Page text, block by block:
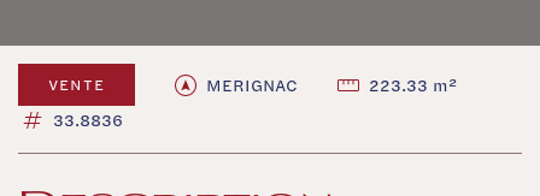
VENTE MERIGNAC
223.33 m²
33.8836